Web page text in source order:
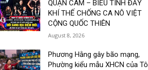
QUẬN CAM – BIỂU TÌNH ĐẦY
KHÍ THẾ CHỐNG CA NÔ VIỆT
CỘNG QUỐC THIÊN
August 8, 2026
Phương Hằng gây bão mạng,
Phường kiểu mẫu XHCN của Tô